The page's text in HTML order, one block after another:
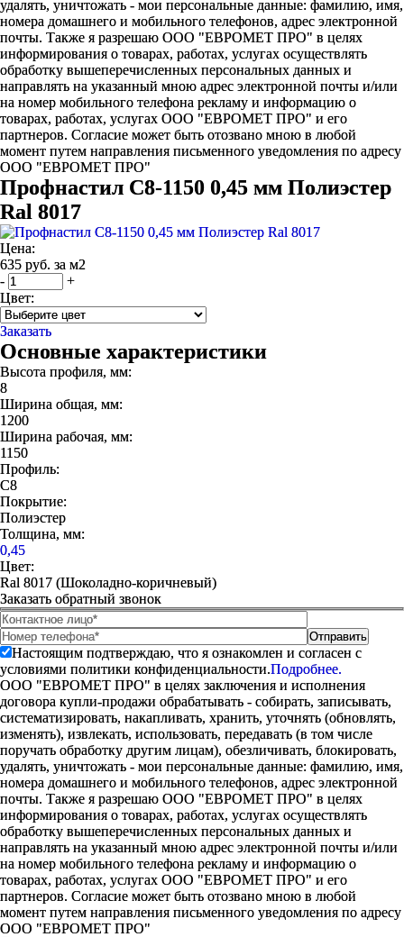
удалять, уничтожать - мои персональные данные: фамилию, имя,
номера домашнего и мобильного телефонов, адрес электронной
почты. Также я разрешаю ООО "ЕВРОМЕТ ПРО" в целях
информирования о товарах, работах, услугах осуществлять
обработку вышеперечисленных персональных данных и
направлять на указанный мною адрес электронной почты и/или
на номер мобильного телефона рекламу и информацию о
товарах, работах, услугах ООО "ЕВРОМЕТ ПРО" и его
партнеров. Согласие может быть отозвано мною в любой
момент путем направления письменного уведомления по адресу
ООО "ЕВРОМЕТ ПРО"
Профнастил С8-1150 0,45 мм Полиэстер
Ral 8017
Цена:
635 руб. за м2
-
+
Цвет:
Заказать
Основные характеристики
Высота профиля, мм:
8
Ширина общая, мм:
1200
Ширина рабочая, мм:
1150
Профиль:
С8
Покрытие:
Полиэстер
Толщина, мм:
0,45
Цвет:
Ral 8017 (Шоколадно-коричневый)
Заказать обратный звонок
Настоящим подтверждаю, что я ознакомлен и согласен с
условиями политики конфиденциальности.Подробнее.
ООО "ЕВРОМЕТ ПРО" в целях заключения и исполнения
договора купли-продажи обрабатывать - собирать, записывать,
систематизировать, накапливать, хранить, уточнять (обновлять,
изменять), извлекать, использовать, передавать (в том числе
поручать обработку другим лицам), обезличивать, блокировать,
удалять, уничтожать - мои персональные данные: фамилию, имя,
номера домашнего и мобильного телефонов, адрес электронной
почты. Также я разрешаю ООО "ЕВРОМЕТ ПРО" в целях
информирования о товарах, работах, услугах осуществлять
обработку вышеперечисленных персональных данных и
направлять на указанный мною адрес электронной почты и/или
на номер мобильного телефона рекламу и информацию о
товарах, работах, услугах ООО "ЕВРОМЕТ ПРО" и его
партнеров. Согласие может быть отозвано мною в любой
момент путем направления письменного уведомления по адресу
ООО "ЕВРОМЕТ ПРО"